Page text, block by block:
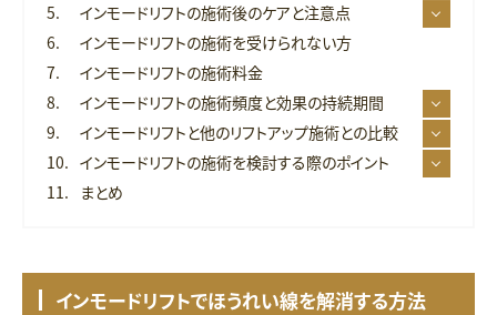
インモードリフトの施術後のケアと注意点
インモードリフトの施術を受けられない方
インモードリフトの施術料金
インモードリフトの施術頻度と効果の持続期間
インモードリフトと他のリフトアップ施術との比較
インモードリフトの施術を検討する際のポイント
まとめ
インモードリフトでほうれい線を解消する方法